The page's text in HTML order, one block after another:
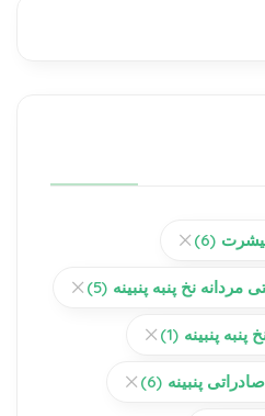
(6)
نخ پنبه پنبینه (5)
پنبینه (1)
پنبینه (6)